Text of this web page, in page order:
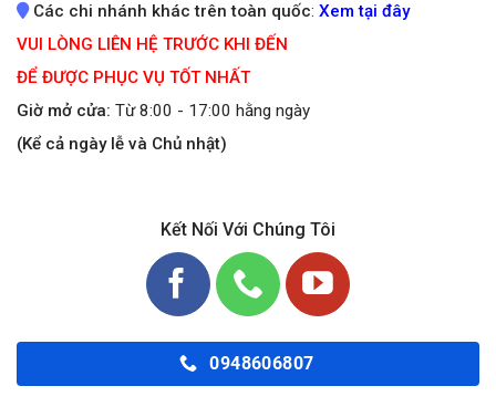
Các chi nhánh khác trên toàn quốc: Xem tại đây
VUI LÒNG LIÊN HỆ TRƯỚC KHI ĐẾN
ĐỂ ĐƯỢC PHỤC VỤ TỐT NHẤT
Giờ mở cửa: Từ 8:00 - 17:00 hằng ngày
(Kể cả ngày lễ và Chủ nhật)
Kết Nối Với Chúng Tôi
0948606807